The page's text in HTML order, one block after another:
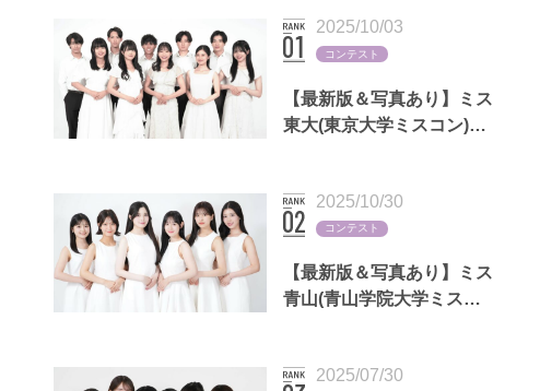
【最新版＆写真あり】ミス
東大(東京大学ミスコン)歴
2025/10/03
コンテスト
【最新版＆写真あり】ミス
青山(青山学院大学ミスコ
2025/10/30
コンテスト
2025/07/30